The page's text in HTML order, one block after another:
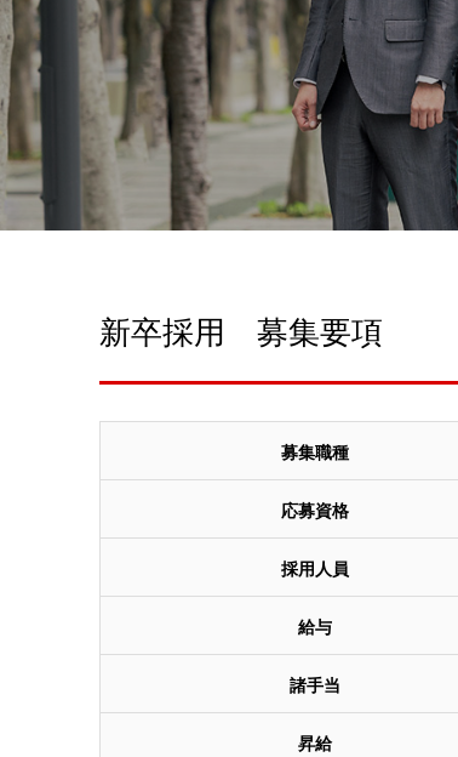
新卒採用 募集要項
募集職種
応募資格
採用人員
給与
諸手当
昇給